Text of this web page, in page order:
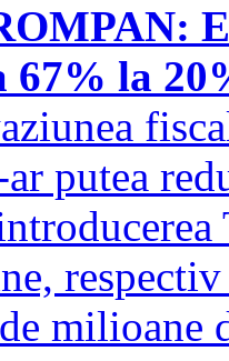
67% la
putea
milioane